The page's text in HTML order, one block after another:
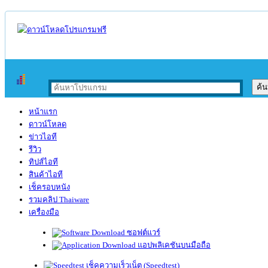
หน้าแรก
ดาวน์โหลด
ข่าวไอที
รีวิว
ทิปส์ไอที
สินค้าไอที
เช็ครอบหนัง
รวมคลิป Thaiware
เครื่องมือ
ซอฟต์แวร์
แอปพลิเคชันบนมือถือ
เช็คความเร็วเน็ต (Speedtest)